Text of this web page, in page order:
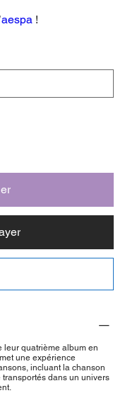
aespa !
leur quatrième album en
une expérience
incluant la chanson
transportés dans un univers